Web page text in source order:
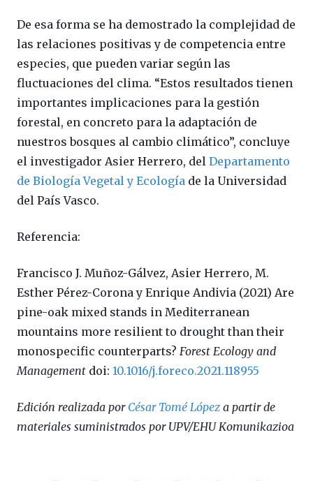
De esa forma se ha demostrado la complejidad de
las relaciones positivas y de competencia entre
especies, que pueden variar según las
fluctuaciones del clima. “Estos resultados tienen
importantes implicaciones para la gestión
forestal, en concreto para la adaptación de
nuestros bosques al cambio climático”, concluye
el investigador Asier Herrero, del Departamento
de Biología Vegetal y Ecología de la Universidad
del País Vasco.
Referencia:
Francisco J. Muñoz-Gálvez, Asier Herrero, M.
Esther Pérez-Corona y Enrique Andivia (2021) Are
pine-oak mixed stands in Mediterranean
mountains more resilient to drought than their
monospecific counterparts? Forest Ecology and
Management doi: 10.1016/j.foreco.2021.118955
Edición realizada por César Tomé López a partir de
materiales suministrados por UPV/EHU Komunikazioa